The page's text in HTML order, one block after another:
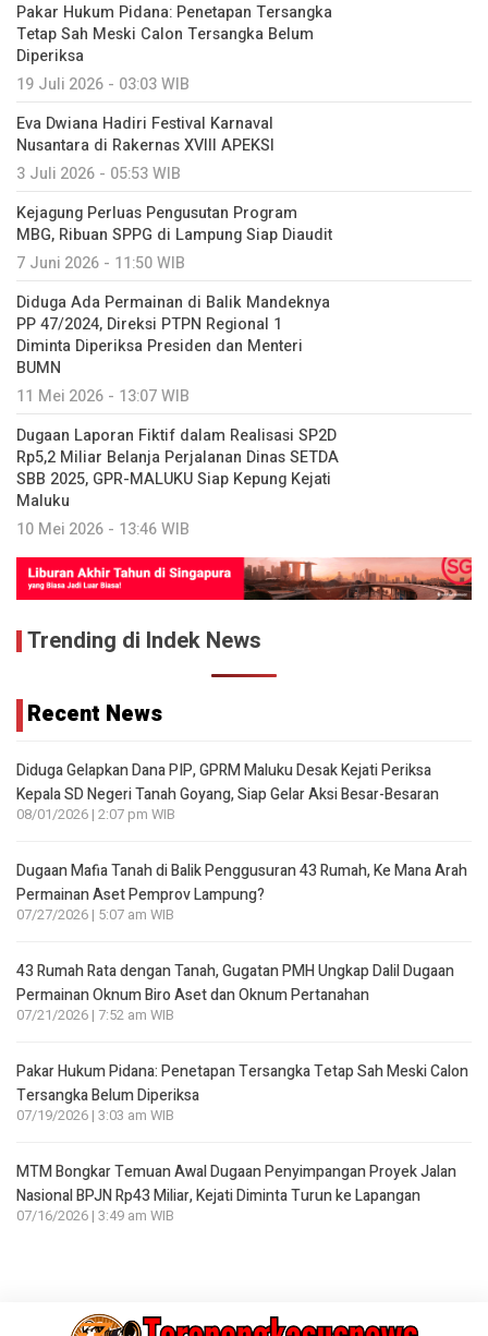
Pakar Hukum Pidana: Penetapan Tersangka
Tetap Sah Meski Calon Tersangka Belum
Diperiksa
19 Juli 2026 - 03:03 WIB
Eva Dwiana Hadiri Festival Karnaval
Nusantara di Rakernas XVIII APEKSI
3 Juli 2026 - 05:53 WIB
Kejagung Perluas Pengusutan Program
MBG, Ribuan SPPG di Lampung Siap Diaudit
7 Juni 2026 - 11:50 WIB
Diduga Ada Permainan di Balik Mandeknya
PP 47/2024, Direksi PTPN Regional 1
Diminta Diperiksa Presiden dan Menteri
BUMN
11 Mei 2026 - 13:07 WIB
Dugaan Laporan Fiktif dalam Realisasi SP2D
Rp5,2 Miliar Belanja Perjalanan Dinas SETDA
SBB 2025, GPR-MALUKU Siap Kepung Kejati
Maluku
10 Mei 2026 - 13:46 WIB
Trending di Indek News
Recent News
Diduga Gelapkan Dana PIP, GPRM Maluku Desak Kejati Periksa
Kepala SD Negeri Tanah Goyang, Siap Gelar Aksi Besar-Besaran
08/01/2026 | 2:07 pm WIB
Dugaan Mafia Tanah di Balik Penggusuran 43 Rumah, Ke Mana Arah
Permainan Aset Pemprov Lampung?
07/27/2026 | 5:07 am WIB
43 Rumah Rata dengan Tanah, Gugatan PMH Ungkap Dalil Dugaan
Permainan Oknum Biro Aset dan Oknum Pertanahan
07/21/2026 | 7:52 am WIB
Pakar Hukum Pidana: Penetapan Tersangka Tetap Sah Meski Calon
Tersangka Belum Diperiksa
07/19/2026 | 3:03 am WIB
MTM Bongkar Temuan Awal Dugaan Penyimpangan Proyek Jalan
Nasional BPJN Rp43 Miliar, Kejati Diminta Turun ke Lapangan
07/16/2026 | 3:49 am WIB